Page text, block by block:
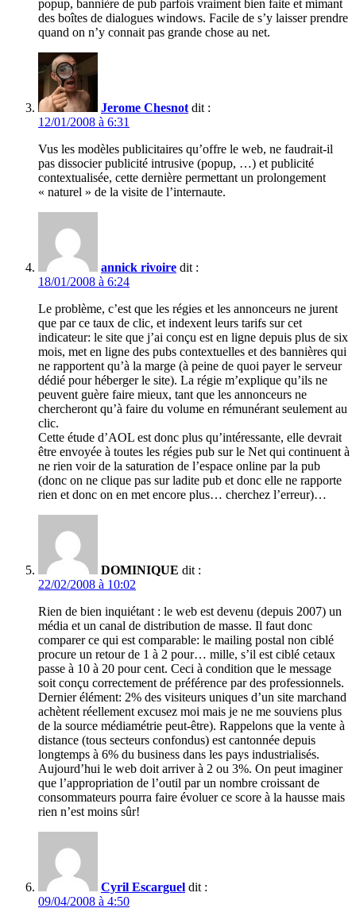
popup, bannière de pub parfois vraiment bien faite et mimant
des boîtes de dialogues windows. Facile de s’y laisser prendre
quand on n’y connait pas grande chose au net.
Jerome Chesnot dit :
12/01/2008 à 6:31
Vus les modèles publicitaires qu’offre le web, ne faudrait-il
pas dissocier publicité intrusive (popup, …) et publicité
contextualisée, cette dernière permettant un prolongement
« naturel » de la visite de l’internaute.
annick rivoire dit :
18/01/2008 à 6:24
Le problème, c’est que les régies et les annonceurs ne jurent
que par ce taux de clic, et indexent leurs tarifs sur cet
indicateur: le site que j’ai conçu est en ligne depuis plus de six
mois, met en ligne des pubs contextuelles et des bannières qui
ne rapportent qu’à la marge (à peine de quoi payer le serveur
dédié pour héberger le site). La régie m’explique qu’ils ne
peuvent guère faire mieux, tant que les annonceurs ne
chercheront qu’à faire du volume en rémunérant seulement au
clic.
Cette étude d’AOL est donc plus qu’intéressante, elle devrait
être envoyée à toutes les régies pub sur le Net qui continuent à
ne rien voir de la saturation de l’espace online par la pub
(donc on ne clique pas sur ladite pub et donc elle ne rapporte
rien et donc on en met encore plus… cherchez l’erreur)…
DOMINIQUE dit :
22/02/2008 à 10:02
Rien de bien inquiétant : le web est devenu (depuis 2007) un
média et un canal de distribution de masse. Il faut donc
comparer ce qui est comparable: le mailing postal non ciblé
procure un retour de 1 à 2 pour… mille, s’il est ciblé cetaux
passe à 10 à 20 pour cent. Ceci à condition que le message
soit conçu correctement de préférence par des professionnels.
Dernier élément: 2% des visiteurs uniques d’un site marchand
achètent réellement excusez moi mais je ne me souviens plus
de la source médiamétrie peut-être). Rappelons que la vente à
distance (tous secteurs confondus) est cantonnée depuis
longtemps à 6% du business dans les pays industrialisés.
Aujourd’hui le web doit arriver à 2 ou 3%. On peut imaginer
que l’appropriation de l’outil par un nombre croissant de
consommateurs pourra faire évoluer ce score à la hausse mais
rien n’est moins sûr!
Cyril Escarguel dit :
09/04/2008 à 4:50